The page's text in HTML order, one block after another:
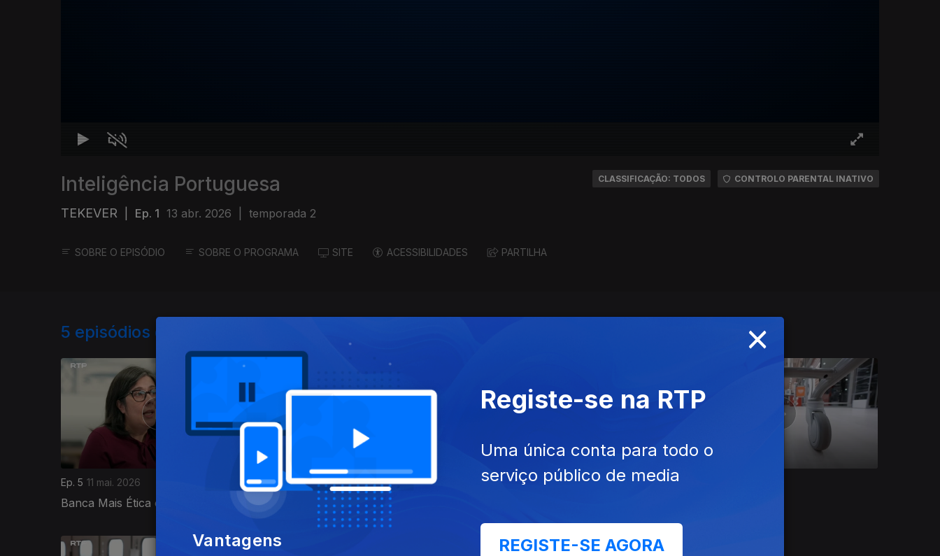
Inteligência Portuguesa
TEKEVER Ep. 1 13 abr. 2026 temporada 2
CLASSIFICAÇÃO: TODOS CONTROLO PARENTAL INATIVO
SOBRE O EPISÓDIO SOBRE O PROGRAMA SITE ACESSIBILIDADES PARTILHA
5 episódios disponíveis
Ep. 5 11 mai. 2026
Banca Mais Ética e Transparente
Ep. 4 04 mai. 2026
Nutrição Aumentada
Ep. 3 27 abr. 2026
921807
×
Vantagens
Registe-se na RTP
Uma única conta para todo o
serviço público de media
REGISTE-SE AGORA